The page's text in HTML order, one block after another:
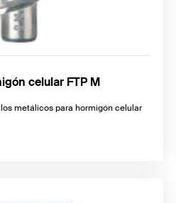
celular FTP M
metálicos para hormigón celular